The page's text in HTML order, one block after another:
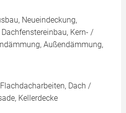
Neueindeckung,
Kern- /
Außendämmung,
Dach /
Kellerdecke